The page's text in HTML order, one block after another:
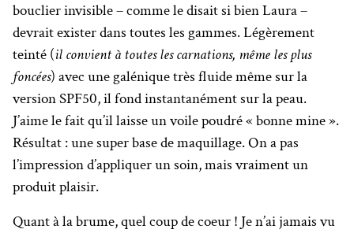
bouclier invisible – comme le disait si bien Laura –
devrait exister dans toutes les gammes. Légèrement
teinté (il convient à toutes les carnations, même les plus
foncées) avec une galénique très fluide même sur la
version SPF50, il fond instantanément sur la peau.
J’aime le fait qu’il laisse un voile poudré « bonne mine ».
Résultat : une super base de maquillage. On a pas
l’impression d’appliquer un soin, mais vraiment un
produit plaisir.
Quant à la brume, quel coup de coeur ! Je n’ai jamais vu